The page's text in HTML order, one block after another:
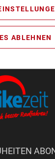
ABLEHNEN